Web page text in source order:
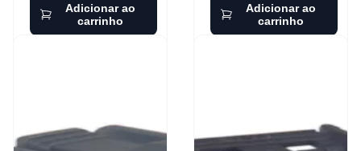
Adicionar ao
carrinho
Adicionar ao
carrinho